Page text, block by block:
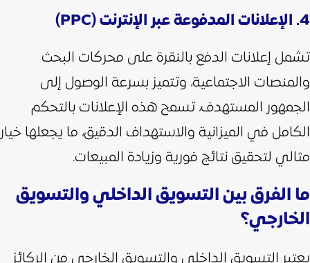
4. الإعلانات المدفوعة عبر الإنترنت (PPC)
تشمل إعلانات الدفع بالنقرة على محركات البحث
والمنصات الاجتماعية، وتتميز بسرعة الوصول إلى
الجمهور المستهدف، تسمح هذه الإعلانات بالتحكم
الكامل في الميزانية والاستهداف الدقيق، ما يجعلها خيار
مثالي لتحقيق نتائج فورية وزيادة المبيعات.
ما الفرق بين التسويق الداخلي والتسويق
الخارجي؟
يعتبر التسويق الداخلي والتسويق الخارجي من الركائز